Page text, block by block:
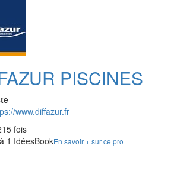
PISCINES
www.diffazur.fr
fois
1 IdéesBookEn savoir + sur ce pro